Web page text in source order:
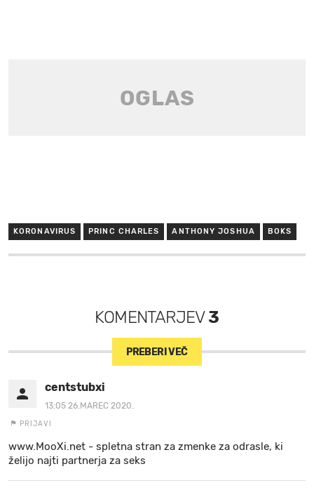
KORONAVIRUS PRINC CHARLES ANTHONY JOSHUA BOKS
KOMENTARJEV3
PREBERI VEČ
centstubxi
13:05 26.MAREC 2020.
PRIJAVI
www.MooXi.net - spletna stran za zmenke za odrasle, ki
želijo najti partnerja za seks